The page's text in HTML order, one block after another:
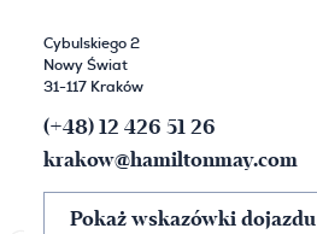
Cybulskiego 2
Nowy Świat
31-117 Kraków
(+48) 12 426 51 26
krakow@hamiltonmay.com
Pokaż wskazówki dojazdu